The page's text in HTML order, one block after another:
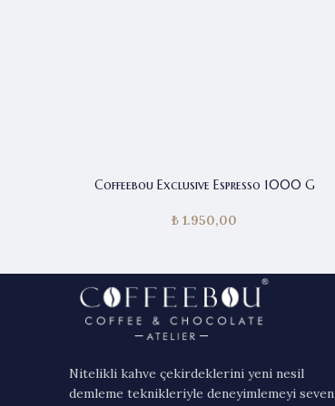
Coffeebou Exclusive Espresso 1000 G
₺ 1.950,00
Nitelikli kahve çekirdeklerini yeni nesil
demleme teknikleriyle deneyimlemeyi seven